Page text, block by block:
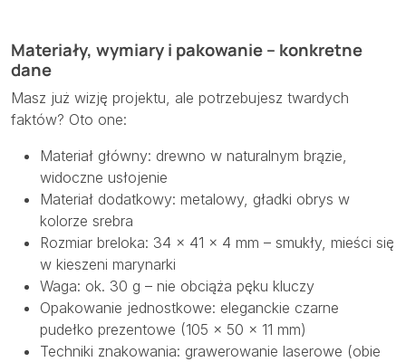
Materiały, wymiary i pakowanie – konkretne
dane
Masz już wizję projektu, ale potrzebujesz twardych
faktów? Oto one:
Materiał główny: drewno w naturalnym brązie,
widoczne usłojenie
Materiał dodatkowy: metalowy, gładki obrys w
kolorze srebra
Rozmiar breloka: 34 × 41 × 4 mm – smukły, mieści się
w kieszeni marynarki
Waga: ok. 30 g – nie obciąża pęku kluczy
Opakowanie jednostkowe: eleganckie czarne
pudełko prezentowe (105 × 50 × 11 mm)
Techniki znakowania: grawerowanie laserowe (obie